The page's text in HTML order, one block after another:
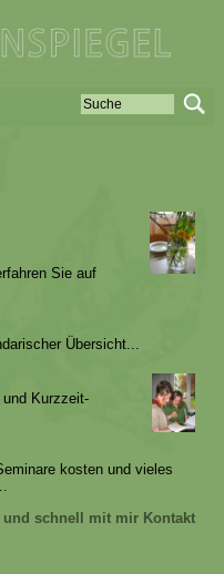
Sie auf
Übersicht...
Kurzzeit-
kosten und vieles
und schnell mit mir Kontakt